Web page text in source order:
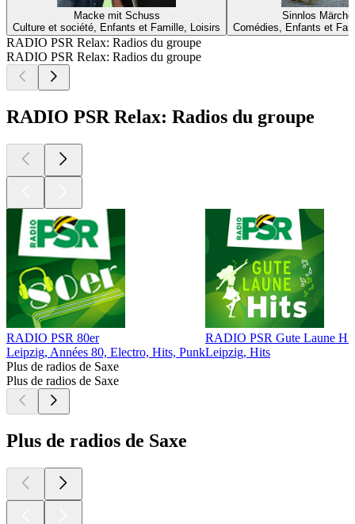
Macke mit Schuss
Culture et société, Enfants et Famille, Loisirs
Sinnlos
Comédies, Enfants et
RADIO PSR Relax: Radios du groupe
RADIO PSR Relax: Radios du groupe
RADIO PSR Relax: Radios du groupe
RADIO PSR 80er
Leipzig, Années 80, Electro, Hits, Punk
RADIO PSR Gute Laune
Leipzig, Hits
Plus de radios de Saxe
Plus de radios de Saxe
Plus de radios de Saxe